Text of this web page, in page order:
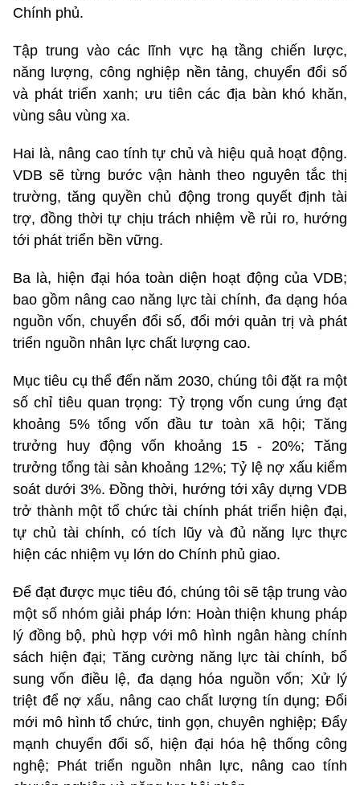
Chính phủ.
Tập trung vào các lĩnh vực hạ tầng chiến lược,
năng lượng, công nghiệp nền tảng, chuyển đổi số
và phát triển xanh; ưu tiên các địa bàn khó khăn,
vùng sâu vùng xa.
Hai là, nâng cao tính tự chủ và hiệu quả hoạt động.
VDB sẽ từng bước vận hành theo nguyên tắc thị
trường, tăng quyền chủ động trong quyết định tài
trợ, đồng thời tự chịu trách nhiệm về rủi ro, hướng
tới phát triển bền vững.
Ba là, hiện đại hóa toàn diện hoạt động của VDB;
bao gồm nâng cao năng lực tài chính, đa dạng hóa
nguồn vốn, chuyển đổi số, đổi mới quản trị và phát
triển nguồn nhân lực chất lượng cao.
Mục tiêu cụ thể đến năm 2030, chúng tôi đặt ra một
số chỉ tiêu quan trọng: Tỷ trọng vốn cung ứng đạt
khoảng 5% tổng vốn đầu tư toàn xã hội; Tăng
trưởng huy động vốn khoảng 15 - 20%; Tăng
trưởng tổng tài sản khoảng 12%; Tỷ lệ nợ xấu kiểm
soát dưới 3%. Đồng thời, hướng tới xây dựng VDB
trở thành một tổ chức tài chính phát triển hiện đại,
tự chủ tài chính, có tích lũy và đủ năng lực thực
hiện các nhiệm vụ lớn do Chính phủ giao.
Để đạt được mục tiêu đó, chúng tôi sẽ tập trung vào
một số nhóm giải pháp lớn: Hoàn thiện khung pháp
lý đồng bộ, phù hợp với mô hình ngân hàng chính
sách hiện đại; Tăng cường năng lực tài chính, bổ
sung vốn điều lệ, đa dạng hóa nguồn vốn; Xử lý
triệt để nợ xấu, nâng cao chất lượng tín dụng; Đổi
mới mô hình tổ chức, tinh gọn, chuyên nghiệp; Đẩy
mạnh chuyển đổi số, hiện đại hóa hệ thống công
nghệ; Phát triển nguồn nhân lực, nâng cao tính